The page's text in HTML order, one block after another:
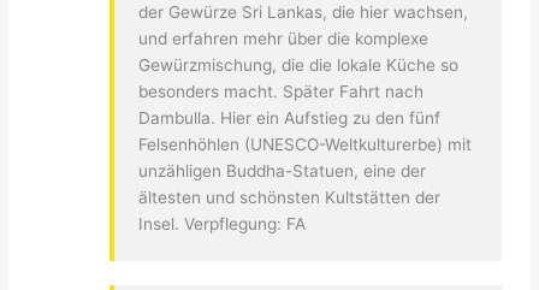
der Gewürze Sri Lankas, die hier wachsen,
und erfahren mehr über die komplexe
Gewürzmischung, die die lokale Küche so
besonders macht. Später Fahrt nach
Dambulla. Hier ein Aufstieg zu den fünf
Felsenhöhlen (UNESCO-Weltkulturerbe) mit
unzähligen Buddha-Statuen, eine der
ältesten und schönsten Kultstätten der
Insel. Verpflegung: FA